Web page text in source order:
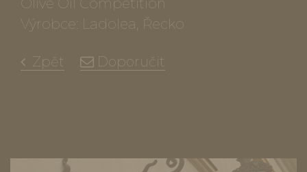
Olive Oil Competition
Výrobce: Ladolea, Řecko
Zpět Doporučit